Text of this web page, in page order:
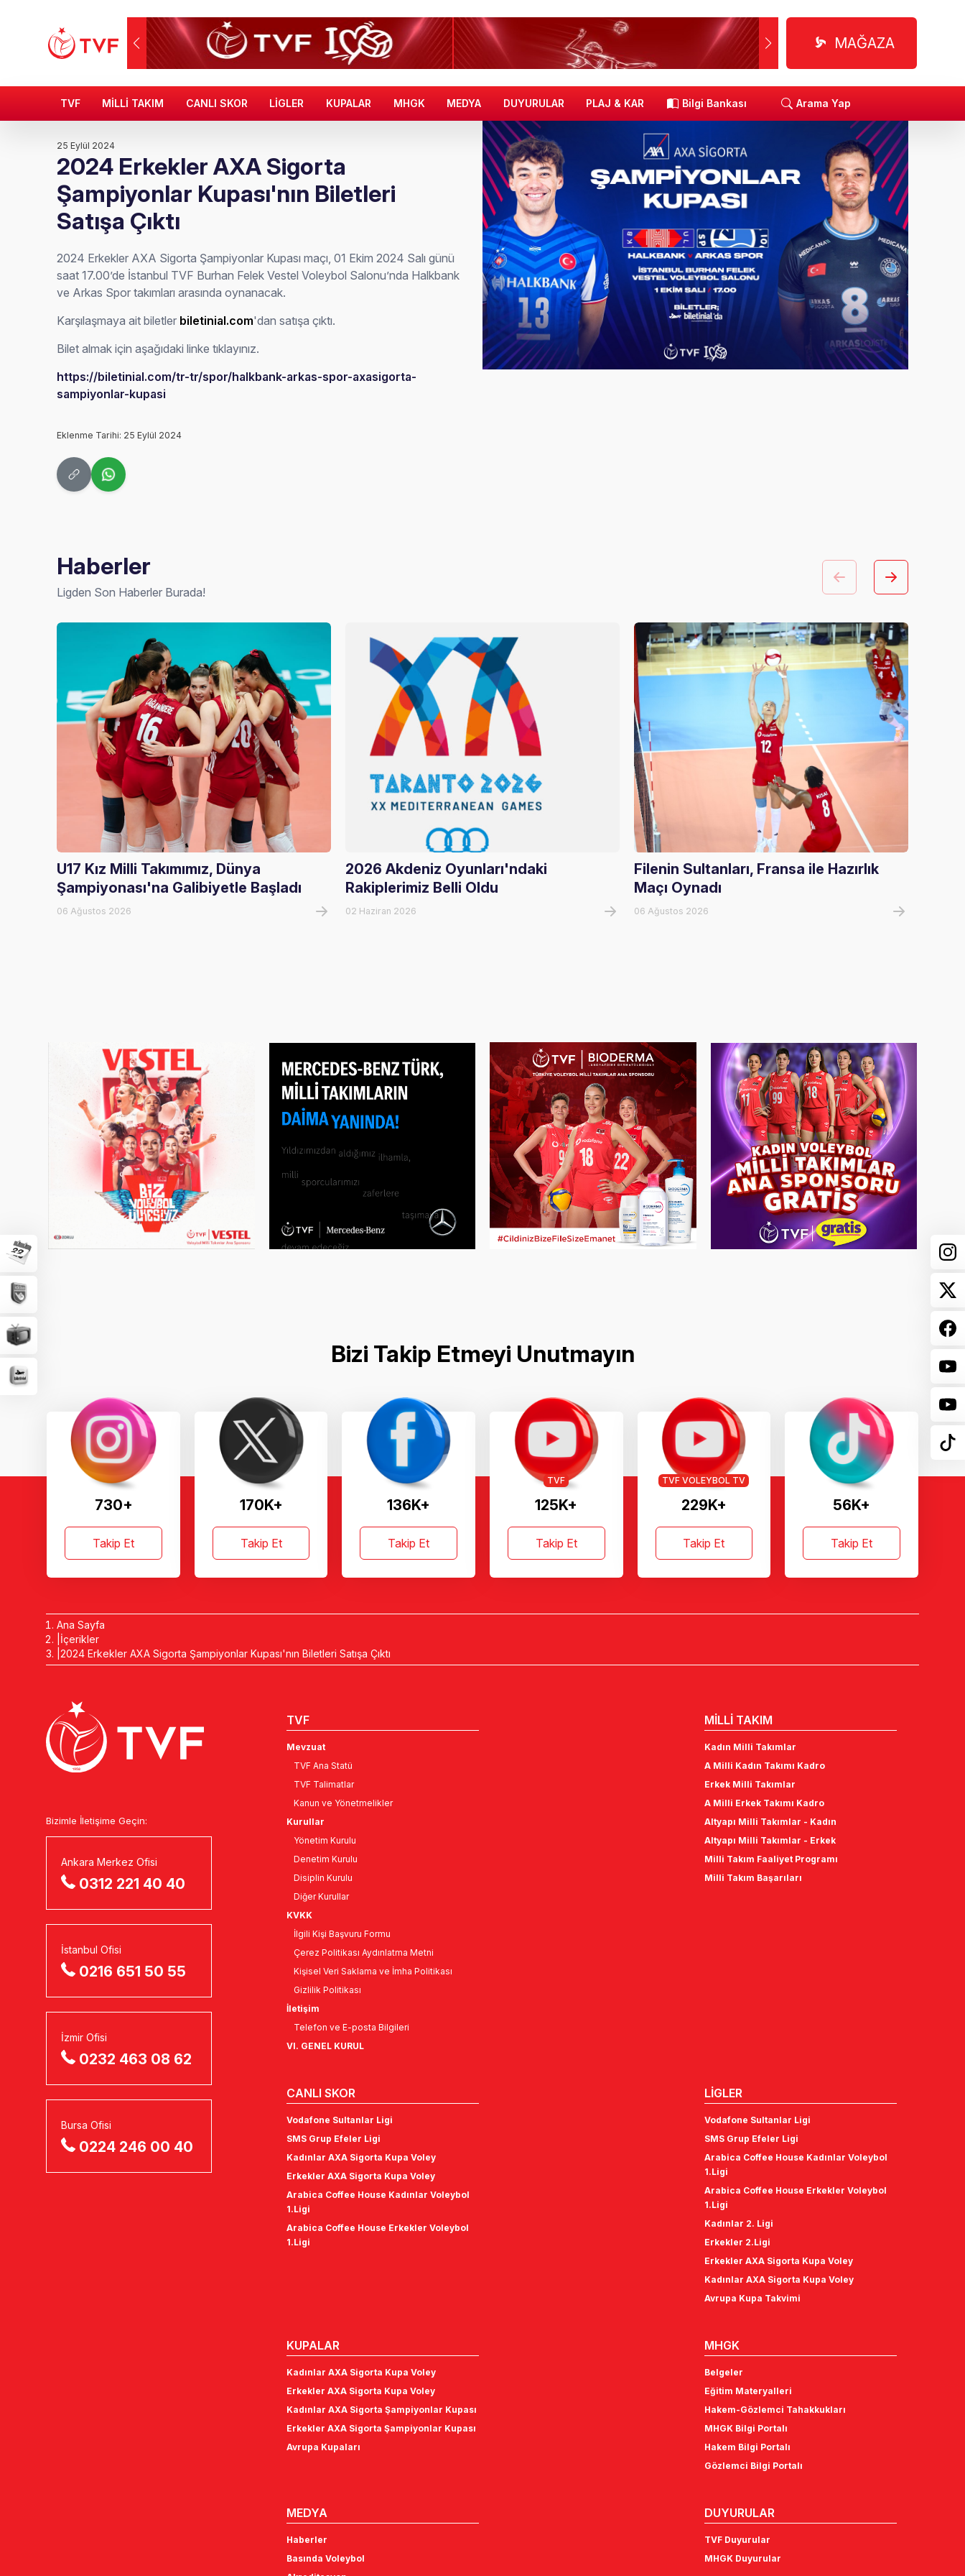
MAĞAZA
TVF MİLLİ TAKIM CANLI SKOR LİGLER KUPALAR MHGK MEDYA DUYURULAR PLAJ & KAR Bilgi Bankası Arama Yap
25 Eylül 2024
2024 Erkekler AXA Sigorta
Şampiyonlar Kupası'nın Biletleri
Satışa Çıktı
2024 Erkekler AXA Sigorta Şampiyonlar Kupası maçı, 01 Ekim 2024 Salı günü
saat 17.00’de İstanbul TVF Burhan Felek Vestel Voleybol Salonu’nda Halkbank
ve Arkas Spor takımları arasında oynanacak.
Karşılaşmaya ait biletler biletinial.com'dan satışa çıktı.
Bilet almak için aşağıdaki linke tıklayınız.
https://biletinial.com/tr-tr/spor/halkbank-arkas-spor-axasigorta-
sampiyonlar-kupasi
Eklenme Tarihi: 25 Eylül 2024
Haberler
Ligden Son Haberler Burada!
U17 Kız Milli Takımımız, Dünya
Şampiyonası'na Galibiyetle Başladı
06 Ağustos 2026
2026 Akdeniz Oyunları'ndaki
Rakiplerimiz Belli Oldu
02 Haziran 2026
Filenin Sultanları, Fransa ile Hazırlık
Maçı Oynadı
06 Ağustos 2026
Bizi Takip Etmeyi Unutmayın
730+
Takip Et
170K+
Takip Et
136K+
Takip Et
125K+
TVF
Takip Et
229K+
TVF VOLEYBOL TV
Takip Et
56K+
Takip Et
Ana Sayfa
İçerikler
2024 Erkekler AXA Sigorta Şampiyonlar Kupası'nın Biletleri Satışa Çıktı
Bizimle İletişime Geçin:
Ankara Merkez Ofisi
0312 221 40 40
İstanbul Ofisi
0216 651 50 55
İzmir Ofisi
0232 463 08 62
Bursa Ofisi
0224 246 00 40
TVF
Mevzuat
TVF Ana Statü
TVF Talimatlar
Kanun ve Yönetmelikler
Kurullar
Yönetim Kurulu
Denetim Kurulu
Disiplin Kurulu
Diğer Kurullar
KVKK
İlgili Kişi Başvuru Formu
Çerez Politikası Aydınlatma Metni
Kişisel Veri Saklama ve İmha Politikası
Gizlilik Politikası
İletişim
Telefon ve E-posta Bilgileri
VI. GENEL KURUL
MİLLİ TAKIM
Kadın Milli Takımlar
A Milli Kadın Takımı Kadro
Erkek Milli Takımlar
A Milli Erkek Takımı Kadro
Altyapı Milli Takımlar - Kadın
Altyapı Milli Takımlar - Erkek
Milli Takım Faaliyet Programı
Milli Takım Başarıları
CANLI SKOR
Vodafone Sultanlar Ligi
SMS Grup Efeler Ligi
Kadınlar AXA Sigorta Kupa Voley
Erkekler AXA Sigorta Kupa Voley
Arabica Coffee House Kadınlar Voleybol
1.Ligi
Arabica Coffee House Erkekler Voleybol
1.Ligi
LİGLER
Vodafone Sultanlar Ligi
SMS Grup Efeler Ligi
Arabica Coffee House Kadınlar Voleybol
1.Ligi
Arabica Coffee House Erkekler Voleybol
1.Ligi
Kadınlar 2. Ligi
Erkekler 2.Ligi
Erkekler AXA Sigorta Kupa Voley
Kadınlar AXA Sigorta Kupa Voley
Avrupa Kupa Takvimi
KUPALAR
Kadınlar AXA Sigorta Kupa Voley
Erkekler AXA Sigorta Kupa Voley
Kadınlar AXA Sigorta Şampiyonlar Kupası
Erkekler AXA Sigorta Şampiyonlar Kupası
Avrupa Kupaları
MHGK
Belgeler
Eğitim Materyalleri
Hakem-Gözlemci Tahakkukları
MHGK Bilgi Portalı
Hakem Bilgi Portalı
Gözlemci Bilgi Portalı
MEDYA
Haberler
Basında Voleybol
DUYURULAR
TVF Duyurular
MHGK Duyurular